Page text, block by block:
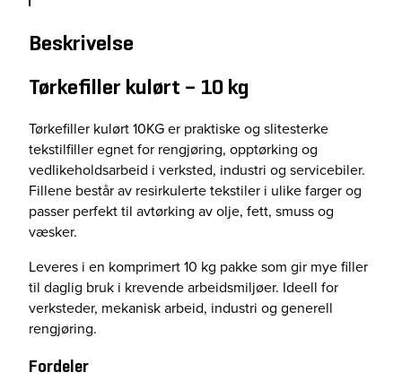
l
e
r
k
u
ø
r
t
1
0
K
G
a
n
a
Beskrivelse
Tørkefiller kulørt – 10 kg
Tørkefiller kulørt 10KG er praktiske og slitesterke
tekstilfiller egnet for rengjøring, opptørking og
vedlikeholdsarbeid i verksted, industri og servicebiler.
Fillene består av resirkulerte tekstiler i ulike farger og
passer perfekt til avtørking av olje, fett, smuss og
væsker.
Leveres i en komprimert 10 kg pakke som gir mye filler
til daglig bruk i krevende arbeidsmiljøer. Ideell for
verksteder, mekanisk arbeid, industri og generell
rengjøring.
Fordeler